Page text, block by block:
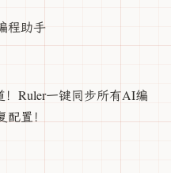
程助手
！Ruler一键同步所有AI编
置！